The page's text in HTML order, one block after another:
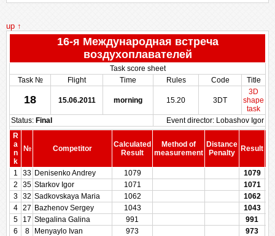
up ↑
16-я Международная встреча
воздухоплавателей
Task score sheet
Task №
Flight Time Rules Code Title
18 15.06.2011 morning 15.20 3DT
3D
shape
task
Status: Final
Event director: Lobashov Igor
R
a
n
k
№ Competitor
Calculated
Result
Method of
measurement
Distance
Penalty
Result
1
33 Denisenko Andrey 1079
1079
2
35 Starkov Igor 1071
1071
3
32 Sadkovskaya Maria 1062
1062
4
27 Bazhenov Sergey 1043
1043
5
17 Stegalina Galina 991
991
6
8 Menyaylo Ivan 973
973